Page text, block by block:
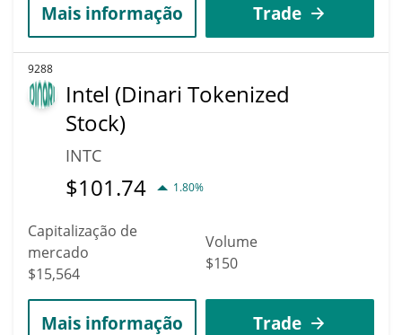
Mais informação Trade
9288
Intel (Dinari Tokenized
Stock)
INTC
$101.74 1.80%
Capitalização de
mercado
$15,564
Volume
$150
Mais informação Trade